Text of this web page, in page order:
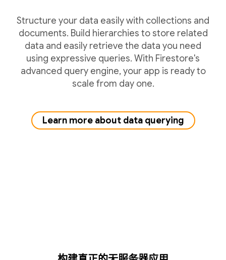
Structure your data easily with collections and
documents. Build hierarchies to store related
data and easily retrieve the data you need
using expressive queries. With Firestore's
advanced query engine, your app is ready to
scale from day one.
Learn more about data querying